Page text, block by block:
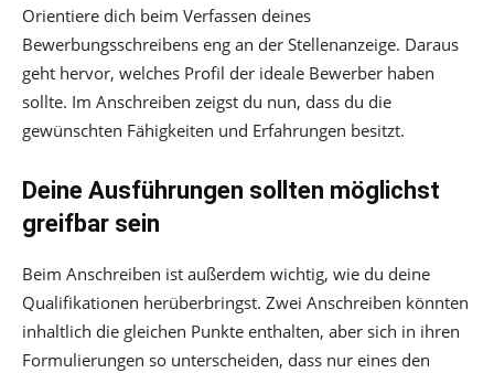
Orientiere dich beim Verfassen deines
Bewerbungsschreibens eng an der Stellenanzeige. Daraus
geht hervor, welches Profil der ideale Bewerber haben
sollte. Im Anschreiben zeigst du nun, dass du die
gewünschten Fähigkeiten und Erfahrungen besitzt.
Deine Ausführungen sollten möglichst
greifbar sein
Beim Anschreiben ist außerdem wichtig, wie du deine
Qualifikationen herüberbringst. Zwei Anschreiben könnten
inhaltlich die gleichen Punkte enthalten, aber sich in ihren
Formulierungen so unterscheiden, dass nur eines den